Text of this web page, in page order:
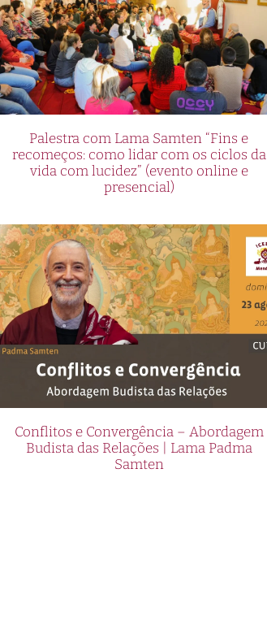
Palestra com Lama Samten “Fins e
recomeços: como lidar com os ciclos da
vida com lucidez” (evento online e
presencial)
Conflitos e Convergência – Abordagem
Budista das Relações | Lama Padma
Samten